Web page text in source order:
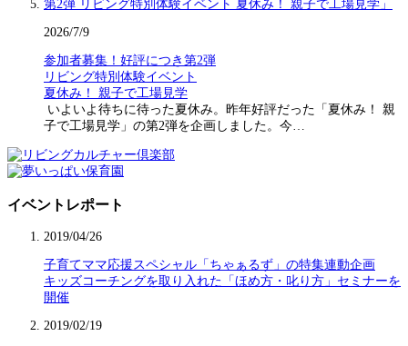
2026/7/9
参加者募集！好評につき第2弾
リビング特別体験イベント
夏休み！ 親子で工場見学
いよいよ待ちに待った夏休み。昨年好評だった「夏休み！ 親
子で工場見学」の第2弾を企画しました。今…
イベントレポート
2019/04/26
子育てママ応援スペシャル「ちゃぁるず」の特集連動企画
キッズコーチングを取り入れた「ほめ方・叱り方」セミナーを
開催
2019/02/19